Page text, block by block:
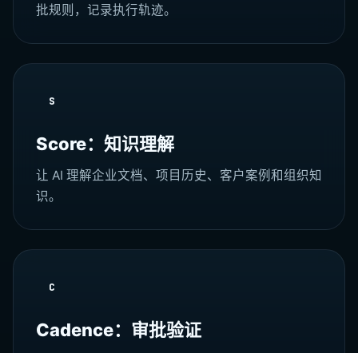
批规则，记录执行轨迹。
S
Score：知识理解
让 AI 理解企业文档、项目历史、客户案例和组织知
识。
C
Cadence：审批验证